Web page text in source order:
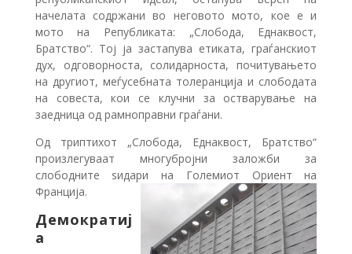
начелата содржани во неговото мото, кое е и
мото на Републиката: „Слобода, Еднаквост,
Братство“. Тој ја застапува етиката, граѓанскиот
дух, одговорноста, солидарноста, почитувањето
на другиот, меѓусебната толеранција и слободата
на совеста, кои се клучни за остварување на
заедница од рамноправни граѓани.
Од триптихот „Слобода, Еднаквост, Братство“
произлегуваат многубројни заложби за
слободните ѕидари на Големиот Ориент на
Франција.
Демократиј
а